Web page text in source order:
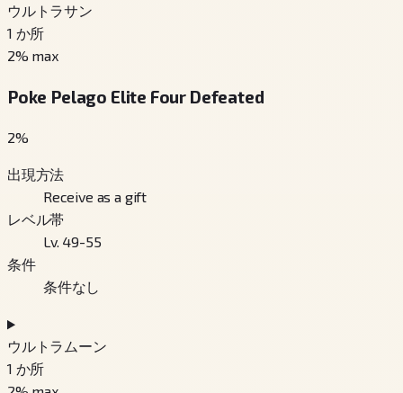
ウルトラサン
1 か所
2% max
Poke Pelago Elite Four Defeated
2%
出現方法
Receive as a gift
レベル帯
Lv. 49-55
条件
条件なし
ウルトラムーン
1 か所